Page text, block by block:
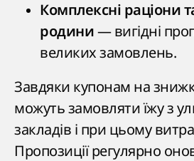
Комплексні раціони
родини — вигідні
великих замовлень.
Завдяки купонам на
можуть замовляти їжу з
закладів і при цьому
Пропозиції регулярно